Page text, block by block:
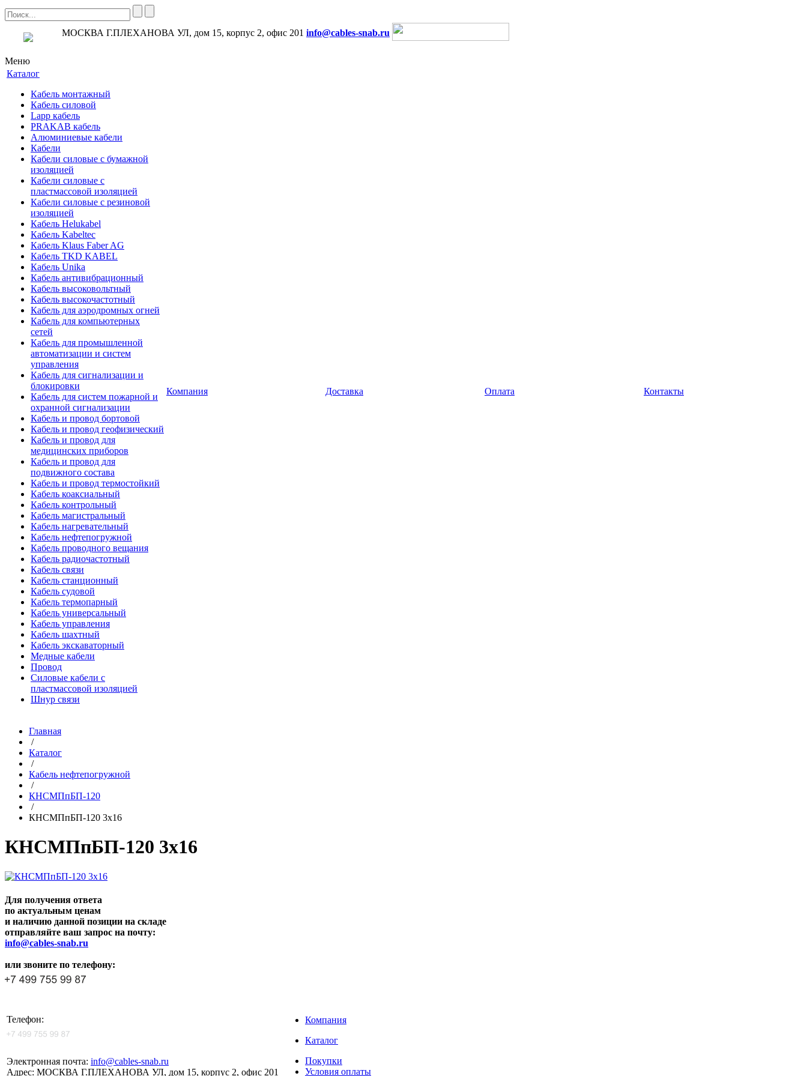
МОСКВА Г.ПЛЕХАНОВА УЛ, дом 15, корпус 2, офис 201 info@cables-snab.ru
Меню
Каталог
Кабель монтажный
Кабель силовой
Lapp кабель
PRAKAB кабель
Алюминиевые кабели
Кабели
Кабели силовые с бумажной
изоляцией
Кабели силовые с
пластмассовой изоляцией
Кабели силовые с резиновой
изоляцией
Кабель Helukabel
Кабель Kabeltec
Кабель Klaus Faber AG
Кабель TKD KABEL
Кабель Unika
Кабель антивибрационный
Кабель высоковольтный
Кабель высокочастотный
Кабель для аэродромных огней
Кабель для компьютерных
сетей
Кабель для промышленной
автоматизации и систем
управления
Кабель для сигнализации и
блокировки
Кабель для систем пожарной и
охранной сигнализации
Кабель и провод бортовой
Кабель и провод геофизический
Кабель и провод для
медицинских приборов
Кабель и провод для
подвижного состава
Кабель и провод термостойкий
Кабель коаксиальный
Кабель контрольный
Кабель магистральный
Кабель нагревательный
Кабель нефтепогружной
Кабель проводного вещания
Кабель радиочастотный
Кабель связи
Кабель станционный
Кабель судовой
Кабель термопарный
Кабель универсальный
Кабель управления
Кабель шахтный
Кабель экскаваторный
Медные кабели
Провод
Силовые кабели с
пластмассовой изоляцией
Шнур связи
Компания Доставка Оплата Контакты
Главная
/
Каталог
/
Кабель нефтепогружной
/
КНСМПпБП-120
/
КНСМПпБП-120 3х16
КНСМПпБП-120 3х16
Для получения ответа
по актуальным ценам
и наличию данной позиции на складе
отправляйте ваш запрос на почту:
info@cables-snab.ru
или звоните по телефону:
Телефон:
Электронная почта: info@cables-snab.ru
Адрес: МОСКВА Г.ПЛЕХАНОВА УЛ, дом 15, корпус 2, офис 201
Компания
Каталог
Покупки
Условия оплаты